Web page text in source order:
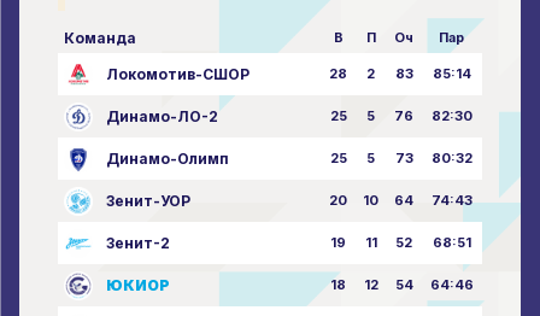
Команда В П Оч Пар
Локомотив-СШОР 28 2 83 85:14
Динамо-ЛО-2 25 5 76 82:30
Динамо-Олимп 25 5 73 80:32
Зенит-УОР 20 10 64 74:43
Зенит-2 19 11 52 68:51
ЮКИОР 18 12 54 64:46